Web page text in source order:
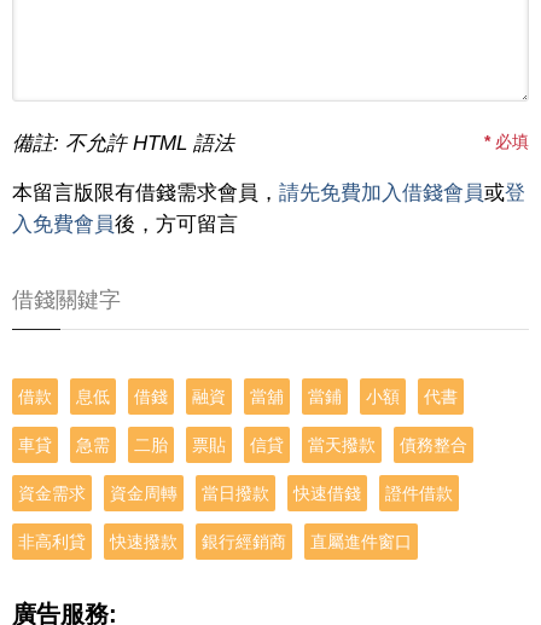
備註: 不允許 HTML 語法 *必填
本留言版限有借錢需求會員， 請先免費加入借錢會員或登
入免費會員後，方可留言
借錢關鍵字
借款 息低 借錢 融資 當舖 當鋪 小額 代書
車貸 急需 二胎 票貼 信貸 當天撥款 債務整合
資金需求 資金周轉 當日撥款 快速借錢 證件借款
非高利貸 快速撥款 銀行經銷商 直屬進件窗口
廣告服務: